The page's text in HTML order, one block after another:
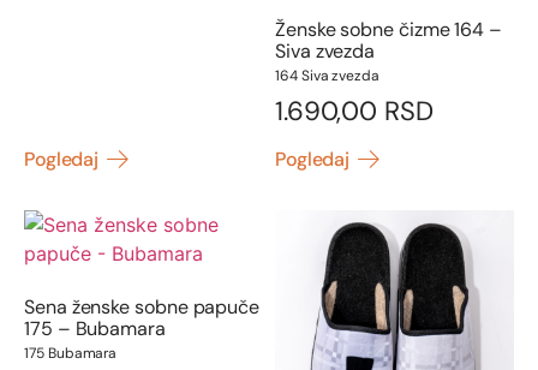
Pogledaj
Ženske sobne čizme 164 –
Siva zvezda
164 Siva zvezda
1.690,00 RSD
Pogledaj
Sena ženske sobne papuče
175 – Bubamara
175 Bubamara